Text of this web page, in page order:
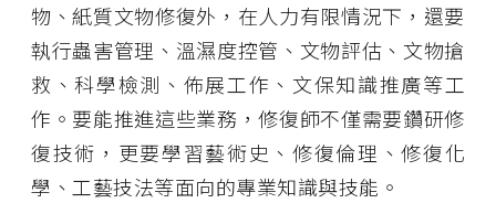
物、紙質文物修復外，在人力有限情況下，還要
執行蟲害管理、溫濕度控管、文物評估、文物搶
救、科學檢測、佈展工作、文保知識推廣等工
作。要能推進這些業務，修復師不僅需要鑽研修
復技術，更要學習藝術史、修復倫理、修復化
學、工藝技法等面向的專業知識與技能。